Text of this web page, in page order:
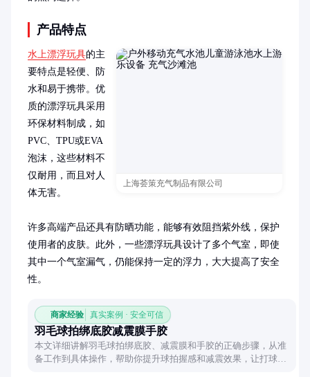
产品特点
上海荟策充气制品有限公司
水上漂浮玩具的主
要特点是轻便、防
水和易于携带。优
质的漂浮玩具采用
环保材料制成，如
PVC、TPU或EVA
泡沫，这些材料不
仅耐用，而且对人
体无害。
许多高端产品还具有防晒功能，能够有效阻挡紫外线，保护
使用者的皮肤。此外，一些漂浮玩具设计了多个气室，即使
其中一个气室漏气，仍能保持一定的浮力，大大提高了安全
性。
商家经验 真实案例 · 安全可信
羽毛球拍绑底胶减震膜手胶
本文详细讲解羽毛球拍绑底胶、减震膜和手胶的正确步骤，从准
备工作到具体操作，帮助你提升球拍握感和减震效果，让打球更